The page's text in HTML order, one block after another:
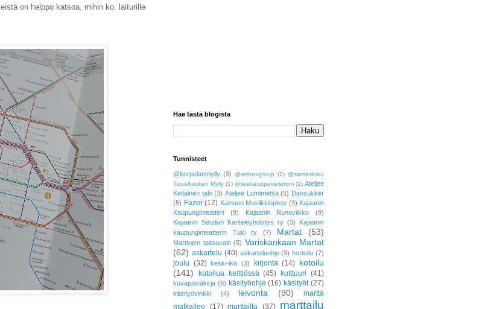
on helppo katsoa, mihin ko. laiturille
Hae tästä blogista
Tunnisteet
@korpelanmylly (3) @orthexgroup (2) @samaskoru
Taivalkosken Mylly (1) @teekauppaveistrom (2) Ateljee
Keltainen talo (3) Ateljee Lumimetsä (5) Dansukker
(5) Fazer (12) Kainuun Musiikkiopisto (3) Kajaanin
Kaupunginteatteri
(9) Kajaanin Runoviikko
(9)
Kajaanin Seudun Kanteleyhdistys ry (3)
Kajaanin
kaupunginteatterin Tuki ry
(7) Martat (53)
Marttojen taitoavain (5) Variskankaan Martat
(62) askartelu (40) askarteluohje (9) hortoilu (7)
joulu (32) keski-ikä (3) kirjonta (14) kotoilu
(141)
kotoilua keittiössä (45) kulttuuri (41)
kuvapäiväkirja (8) käsityöohje (16) käsityöt (27)
käsityövinkki (4) leivonta (90)
martta
matkailee
(17) marttailta (37) marttailu